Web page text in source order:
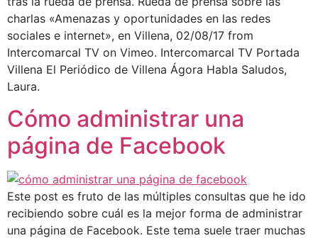
charlas «Amenazas y oportunidades en las redes
sociales e internet», en Villena, 02/08/17 from
Intercomarcal TV on Vimeo. Intercomarcal TV Portada
Villena El Periódico de Villena Ágora Habla Saludos,
Laura.
Cómo administrar una
página de Facebook
Este post es fruto de las múltiples consultas que he ido
recibiendo sobre cuál es la mejor forma de administrar
una página de Facebook. Este tema suele traer muchas